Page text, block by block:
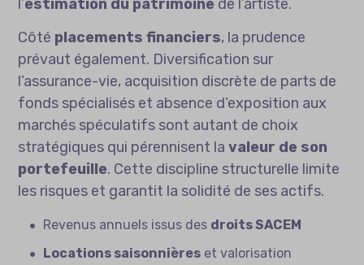
l’estimation du patrimoine de l’artiste.
Côté placements financiers, la prudence
prévaut également. Diversification sur
l’assurance-vie, acquisition discrète de parts de
fonds spécialisés et absence d’exposition aux
marchés spéculatifs sont autant de choix
stratégiques qui pérennisent lavaleur de son
portefeuille. Cette discipline structurelle limite
les risques et garantit la solidité de ses actifs.
Revenus annuels issus des droits SACEM
Locations saisonnières et valorisation